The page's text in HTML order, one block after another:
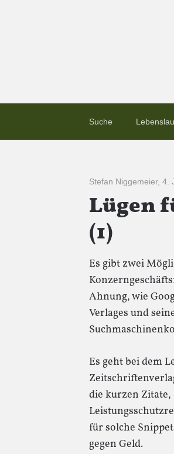
Suche
Stefan Niggemeier, 4.
Lügen
(1)
Es gibt zwei
Ahnung, wie
Verlages und
Es geht bei dem
die kurzen Zitate,
für solche
gegen Geld.